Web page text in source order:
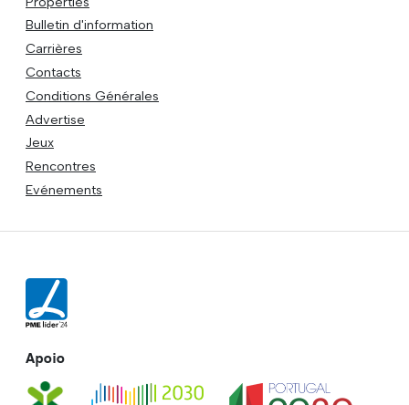
Bulletin d'information
Carrières
Contacts
Conditions Générales
Advertise
Jeux
Rencontres
Evénements
Apoio